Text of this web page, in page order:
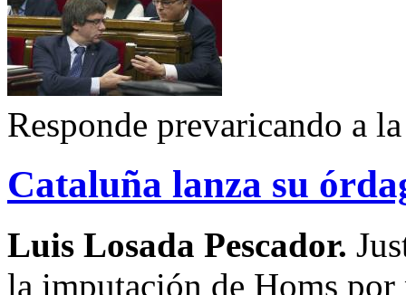
Responde prevaricando a
Cataluña lanza su
Luis Losada Pescador.
la imputación de Homs